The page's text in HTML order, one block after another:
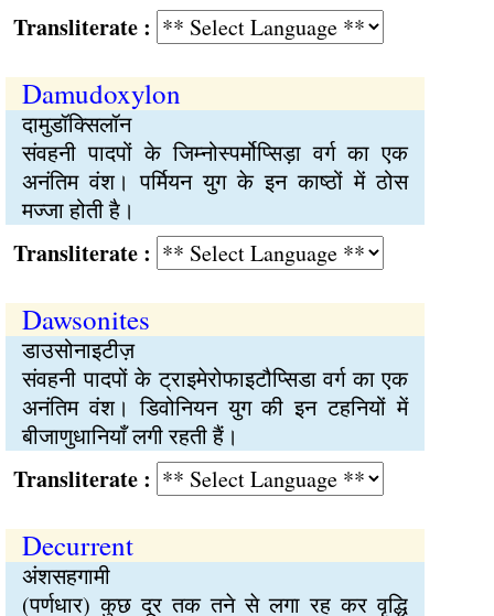
:
Damudoxylon
दामुडॉक्सिलॉन
संवहनी पादपों के जिम्नोस्पर्मोप्सिड़ा वर्ग का एक
अनंतिम वंश। पर्मियन युग के इन काष्ठों में ठोस
मज्जा होती है।
:
Dawsonites
डाउसोनाइटीज़
संवहनी पादपों के ट्राइमेरोफाइटौप्सिडा वर्ग का एक
अनंतिम वंश। डिवोनियन युग की इन टहनियों में
बीजाणुधानियाँ लगी रहती हैं।
:
Decurrent
अंशसहगामी
(पर्णधार) कुछ दूर तक तने से लगा रह कर वृद्धि